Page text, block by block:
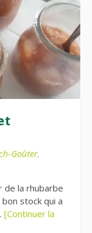
Goûter,
de la rhubarbe
stock qui a
[Continuer la